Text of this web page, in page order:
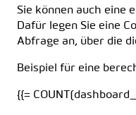
Sie können auch eine
Dafür legen Sie eine
Abfrage an, über die
Beispiel für eine
{{=